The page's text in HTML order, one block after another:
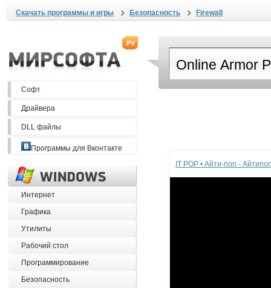
Скачать программы и игры Безопасность Firewall
Софт
Драйвера
DLL файлы
Программы для Вконтакте
Интернет
Графика
Утилиты
Рабочий стол
Программирование
Безопасность
IT POP • Айти-поп -